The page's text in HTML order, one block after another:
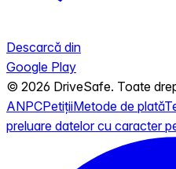
Descarcă din
Google Play
© 2026 DriveSafe. Toate
ANPCPetițiiMetode de plată
preluare datelor cu caracter